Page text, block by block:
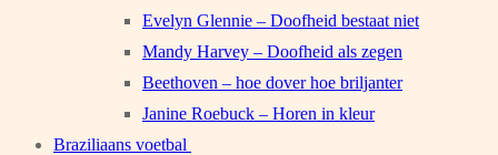
Evelyn Glennie – Doofheid bestaat niet
Mandy Harvey – Doofheid als zegen
Beethoven – hoe dover hoe briljanter
Janine Roebuck – Horen in kleur
Braziliaans voetbal